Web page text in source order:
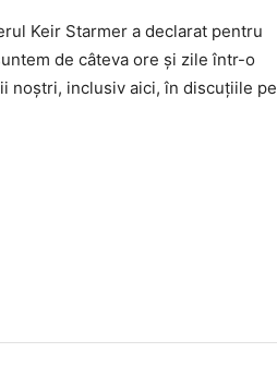
Keir Starmer a declarat pentru
de câteva ore şi zile într-o
noştri, inclusiv aici, în discuţiile pe